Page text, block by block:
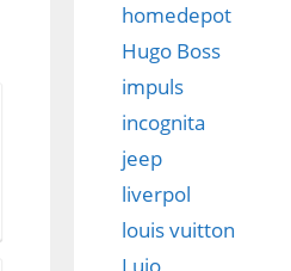
homedepot
Hugo Boss
impuls
incognita
jeep
liverpol
louis vuitton